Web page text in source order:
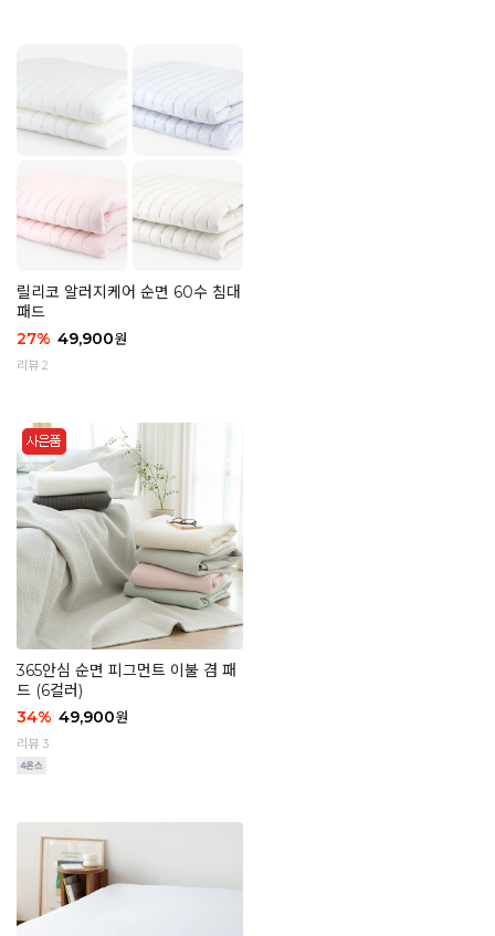
릴리코 알러지케어 순면 60수 침대
패드
27% 49,900원
리뷰 2
365안심 순면 피그먼트 이불 겸 패
드 (6컬러)
34% 49,900원
리뷰 3